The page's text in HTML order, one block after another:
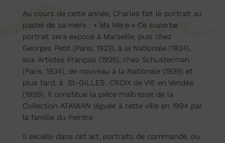
Au cours de cette année, Charles fait le portrait au
pastel de sa mère : « Ma Mère » Ce superbe
portrait sera exposé à Marseille, puis chez
Georges Petit (Paris, 1923), à la Nationale (1924),
aux Artistes Français (1925), chez Schusterman
(Paris, 1934), de nouveau à la Nationale (1939) et
plus tard, à St-GILLES CROIX de VIE en Vendée
(1999). Il constitue la pièce maîtresse de la
Collection ATAMIAN léguée à cette ville en 1994 par
la famille du Peintre
Il excelle dans cet art, portraits de commande, ou